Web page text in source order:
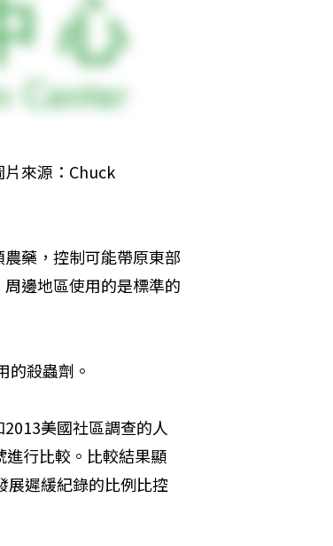
來源：Chuck
藥，控制可能帶原東部
邊地區使用的是標準的
殺蟲劑。
美國社區調查的人
行比較。比較結果顯
展遲緩紀錄的比例比控